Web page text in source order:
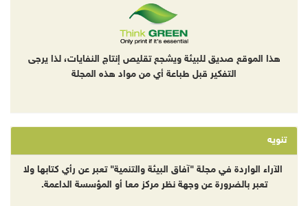
هذا الموقع صديق للبيئة ويشجع تقليص إنتاج النفايات، لذا يرجى
التفكير قبل طباعة أي من مواد هذه المجلة
تنويه
الآراء الواردة في مجلة "آفاق البيئة والتنمية" تعبر عن رأي كتابها ولا
تعبر بالضرورة عن وجهة نظر مركز معا أو المؤسسة الداعمة.